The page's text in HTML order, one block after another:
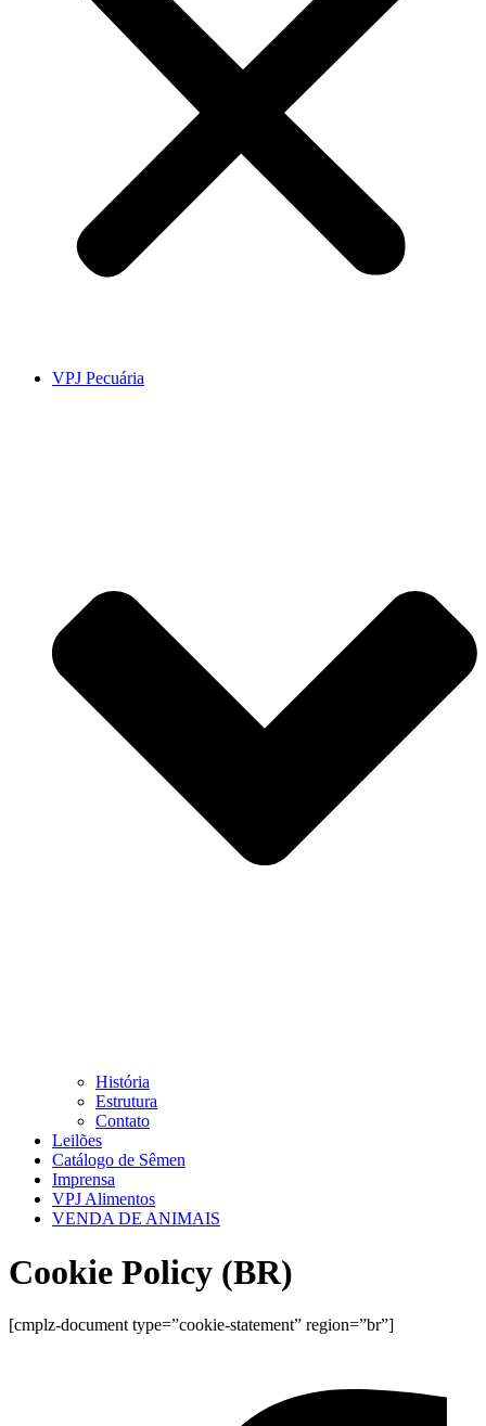
VPJ Pecuária
História
Estrutura
Contato
Leilões
Catálogo de Sêmen
Imprensa
VPJ Alimentos
VENDA DE ANIMAIS
Cookie Policy (BR)
[cmplz-document type=”cookie-statement” region=”br”]